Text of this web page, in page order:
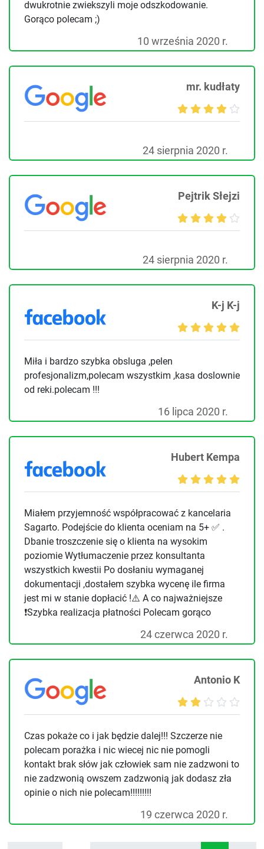
dwukrotnie zwiekszyli moje odszkodowanie.
Gorąco polecam ;)
10 września 2020 r.
mr. kudłaty
24 sierpnia 2020 r.
Pejtrik Słejzi
24 sierpnia 2020 r.
K-j K-j
Miła i bardzo szybka obsluga ,pelen
profesjonalizm,polecam wszystkim ,kasa doslownie
od reki.polecam !!!
16 lipca 2020 r.
Hubert Kempa
Miałem przyjemność współpracować z kancelaria
Sagarto. Podejście do klienta oceniam na 5+ ✅ .
Dbanie troszczenie się o klienta na wysokim
poziomie Wytłumaczenie przez konsultanta
wszystkich kwestii Po dosłaniu wymaganej
dokumentacji ,dostałem szybka wycenę ile firma
jest mi w stanie dopłacić !⚠️ A co najważniejsze
❗️Szybka realizacja płatności Polecam gorąco
24 czerwca 2020 r.
Antonio K
Czas pokaże co i jak będzie dalej!!! Szczerze nie
polecam porażka i nic wiecej nic nie pomogli
kontakt brak słów jak człowiek sam nie zadzwoni to
nie zadzwonią owszem zadzwonią jak dodasz zła
opinie o nich nie polecam!!!!!!!!!
19 czerwca 2020 r.